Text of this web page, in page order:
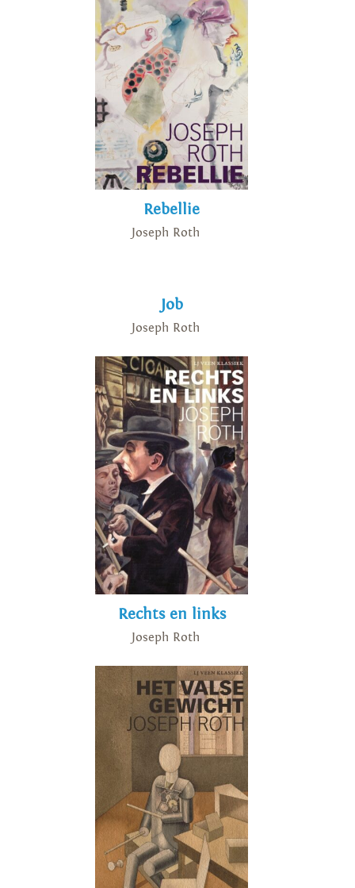
Rebellie
Joseph Roth
Job
Joseph Roth
Rechts en links
Joseph Roth